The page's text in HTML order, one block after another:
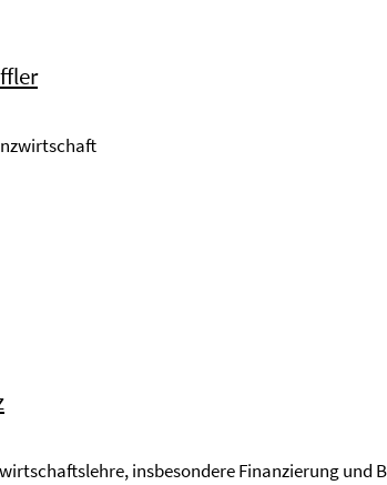
insbesondere Finanzierung und